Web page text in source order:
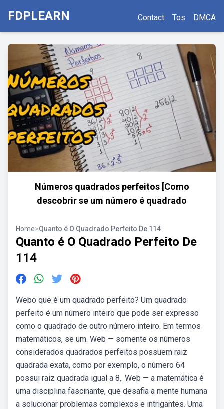
FDPLEARN Contact Tos DMCA
Números quadrados perfeitos [Como
descobrir se um número é quadrado
Home>Quanto é O Quadrado Perfeito De 114
Quanto é O Quadrado Perfeito De
114
Webo que é um quadrado perfeito? Um quadrado
perfeito é um número inteiro que pode ser expresso
como o quadrado de outro número inteiro. Em termos
matemáticos, se um. Web — somente os números
considerados quadrados perfeitos possuem raiz
quadrada exata, como por exemplo, o número 64
possui raiz quadrada igual a 8,. Web — a matemática é
uma disciplina fascinante, que desafia a mente humana
a solucionar problemas complexos e intrigantes. Uma